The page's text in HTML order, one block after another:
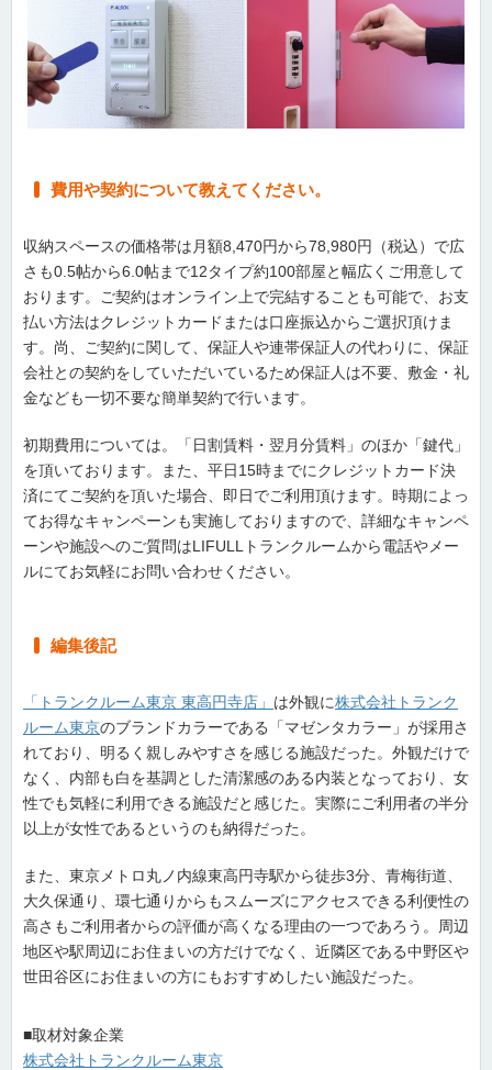
費用や契約について教えてください。
収納スペースの価格帯は月額8,470円から78,980円（税込）で広
さも0.5帖から6.0帖まで12タイプ約100部屋と幅広くご用意して
おります。ご契約はオンライン上で完結することも可能で、お支
払い方法はクレジットカードまたは口座振込からご選択頂けま
す。尚、ご契約に関して、保証人や連帯保証人の代わりに、保証
会社との契約をしていただいているため保証人は不要、敷金・礼
金なども一切不要な簡単契約で行います。
初期費用については。「日割賃料・翌月分賃料」のほか「鍵代」
を頂いております。また、平日15時までにクレジットカード決
済にてご契約を頂いた場合、即日でご利用頂けます。時期によっ
てお得なキャンペーンも実施しておりますので、詳細なキャンペ
ーンや施設へのご質問はLIFULLトランクルームから電話やメー
ルにてお気軽にお問い合わせください。
編集後記
「トランクルーム東京 東高円寺店」 は外観に株式会社トランク
ルーム東京のブランドカラーである「マゼンタカラー」が採用さ
れており、明るく親しみやすさを感じる施設だった。外観だけで
なく、内部も白を基調とした清潔感のある内装となっており、女
性でも気軽に利用できる施設だと感じた。実際にご利用者の半分
以上が女性であるというのも納得だった。
また、東京メトロ丸ノ内線東高円寺駅から徒歩3分、青梅街道、
大久保通り、環七通りからもスムーズにアクセスできる利便性の
高さもご利用者からの評価が高くなる理由の一つであろう。周辺
地区や駅周辺にお住まいの方だけでなく、近隣区である中野区や
世田谷区にお住まいの方にもおすすめしたい施設だった。
■取材対象企業
株式会社トランクルーム東京